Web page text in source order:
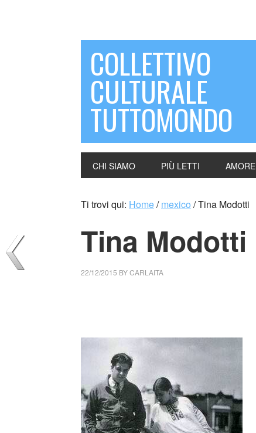
COLLETTIVO
CULTURALE
TUTTOMONDO
CHI SIAMO PIÙ LETTI AMORE
Ti trovi qui: Home/ mexico /Tina Modotti
Tina Modotti
22/12/2015 BYCARLAITA